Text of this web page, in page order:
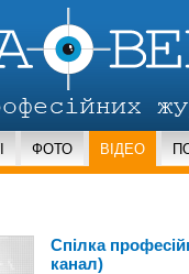
ФОТО ВІДЕО
Спілка
канал)